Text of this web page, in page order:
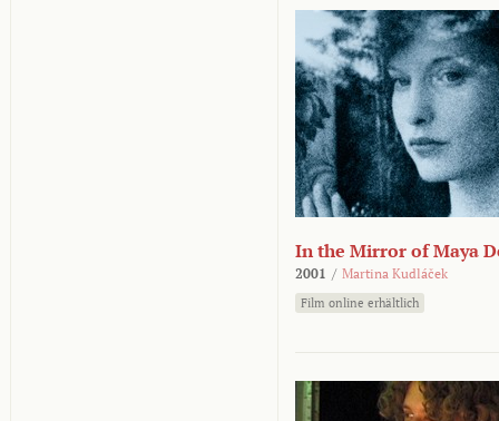
In the Mirror of Maya
2001 / Martina Kudláček
Film online erhältlich